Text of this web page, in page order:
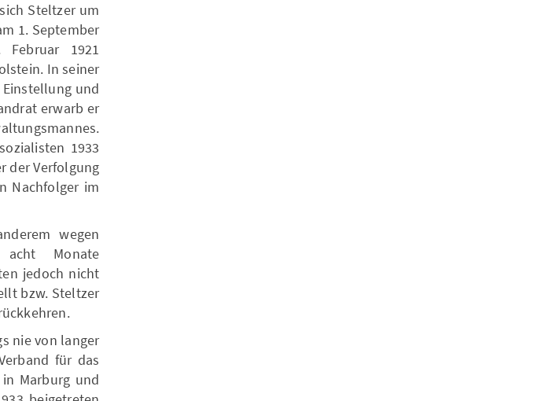
Steltzer um
1. September
1921
In seiner
und
erwarb er
1933
der Verfolgung
Nachfolger im
wegen
Monate
jedoch nicht
bzw. Steltzer
nie von langer
für das
Marburg und